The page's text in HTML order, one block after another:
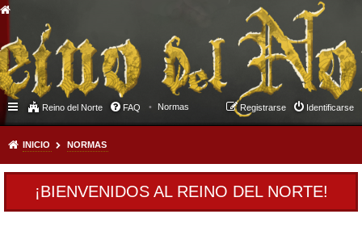
Reino del Norte FAQ Normas Identificarse
Registrarse
INICIO NORMAS
¡BIENVENIDOS AL REINO DEL NORTE!